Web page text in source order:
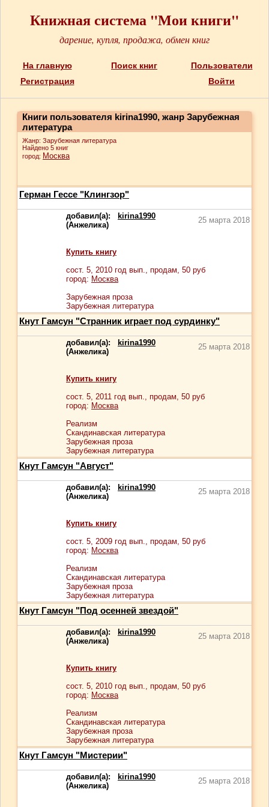
Книжная система "Мои книги"
дарение, купля, продажа, обмен книг
На главную Поиск книг
Пользователи
Регистрация
Войти
Книги пользователя kirina1990, жанр Зарубежная
литература
Жанр: Зарубежная литература
Найдено 5 книг
город: Москва
Герман Гессе "Клингзор"
добавил(а):
kirina1990
(Анжелика)
25 марта 2018
Купить книгу
сост. 5, 2010 год вып., продам, 50 руб
город: Москва
Зарубежная проза
Зарубежная литература
Кнут Гамсун "Странник играет под сурдинку"
добавил(а):
kirina1990
(Анжелика)
25 марта 2018
Купить книгу
сост. 5, 2011 год вып., продам, 50 руб
город: Москва
Реализм
Скандинавская литература
Зарубежная проза
Зарубежная литература
Кнут Гамсун "Август"
добавил(а):
kirina1990
(Анжелика)
25 марта 2018
Купить книгу
сост. 5, 2009 год вып., продам, 50 руб
город: Москва
Реализм
Скандинавская литература
Зарубежная проза
Зарубежная литература
Кнут Гамсун "Под осенней звездой"
добавил(а):
kirina1990
(Анжелика)
25 марта 2018
Купить книгу
сост. 5, 2010 год вып., продам, 50 руб
город: Москва
Реализм
Скандинавская литература
Зарубежная проза
Зарубежная литература
Кнут Гамсун "Мистерии"
добавил(а):
kirina1990
(Анжелика)
25 марта 2018